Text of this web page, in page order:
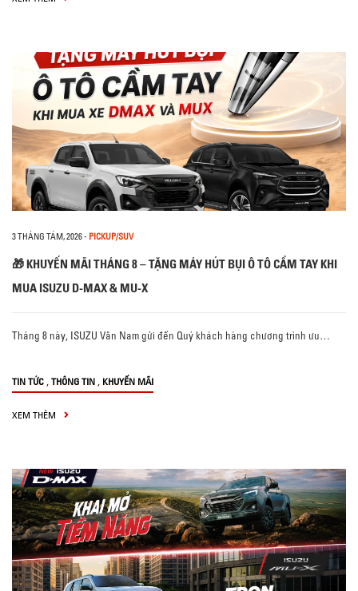
3 THÁNG TÁM, 2026- PICKUP/SUV
🎁 KHUYẾN MÃI THÁNG 8 – TẶNG MÁY HÚT BỤI Ô TÔ CẦM TAY KHI
MUA ISUZU D-MAX & MU-X
Tháng 8 này, ISUZU Vân Nam gửi đến Quý khách hàng chương trình ưu…
TIN TỨC , THÔNG TIN , KHUYẾN MÃI
XEM THÊM